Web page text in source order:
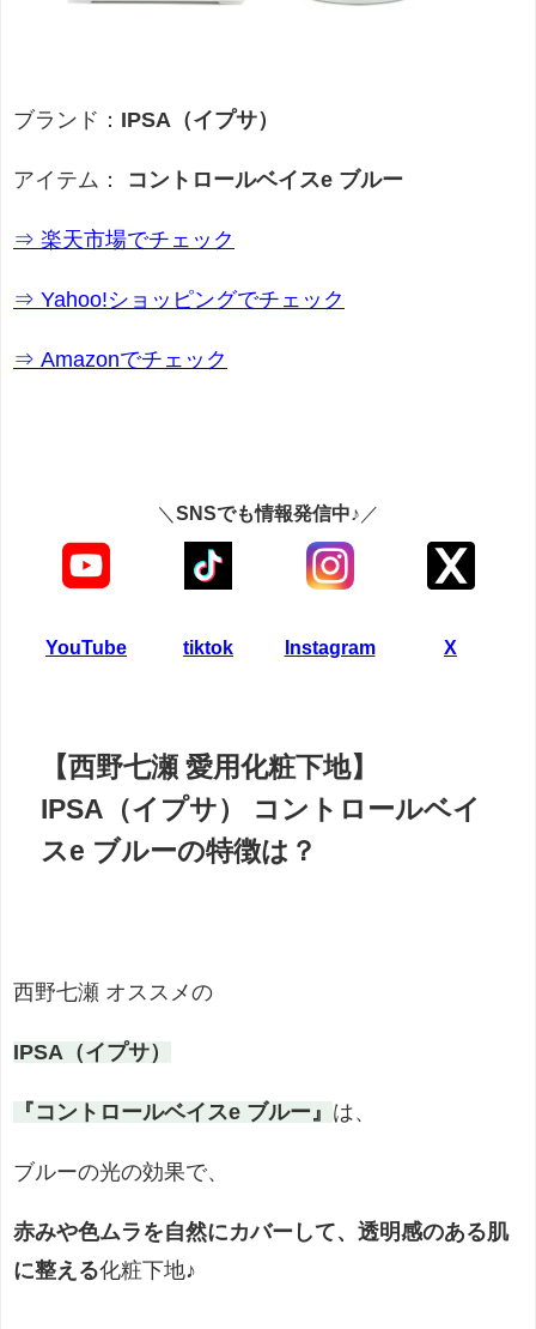
ブランド： IPSA（イプサ）
アイテム： コントロールベイスe ブルー
⇒ 楽天市場でチェック
⇒ Yahoo!ショッピングでチェック
⇒ Amazonでチェック
＼ SNSでも情報発信中♪ ／
YouTube tiktok Instagram X
【西野七瀬 愛用化粧下地】
IPSA（イプサ） コントロールベイ
スe ブルーの特徴は？
西野七瀬 オススメの
IPSA（イプサ）
『コントロールベイスe ブルー』 は、
ブルーの光の効果で、
赤みや色ムラを自然にカバーして、透明感のある肌
に整える化粧下地♪